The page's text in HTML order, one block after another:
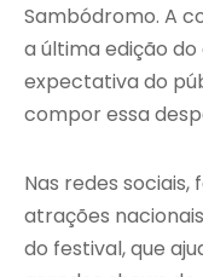
Sambódromo. A
a última edição
expectativa do
compor essa
Nas redes sociais,
atrações
do festival, que